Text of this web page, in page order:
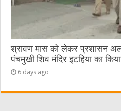
श्रावण मास को लेकर प्रशासन
पंचमुखी शिव मंदिर इटहिया का किया
6 days ago